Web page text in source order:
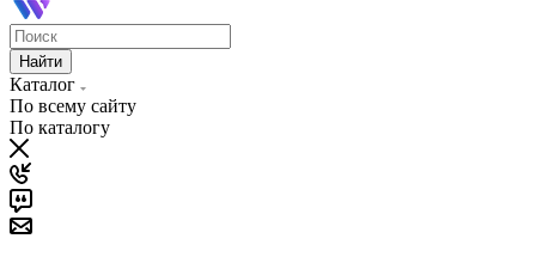
Найти
Каталог
По всему сайту
По каталогу